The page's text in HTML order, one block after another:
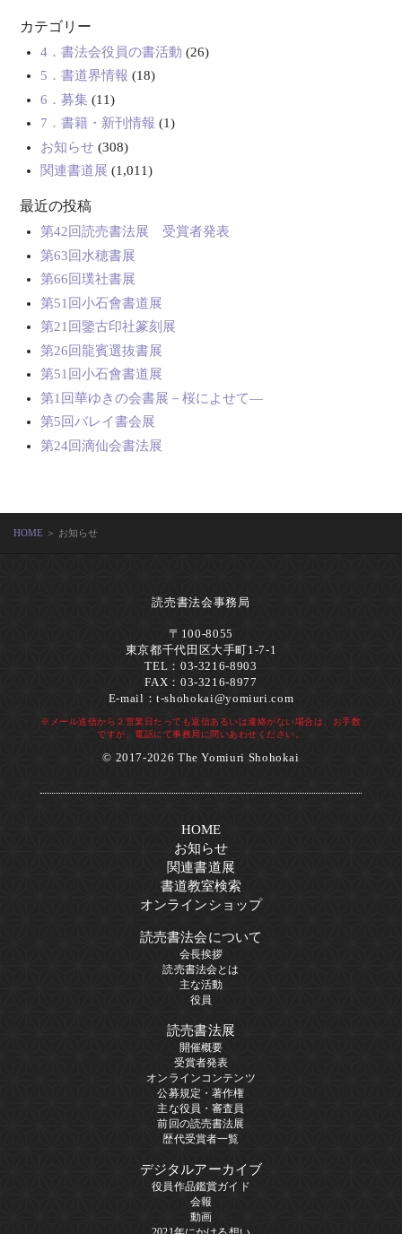
カテゴリー
4．書法会役員の書活動 (26)
5．書道界情報 (18)
6．募集(11)
7．書籍・新刊情報 (1)
お知らせ(308)
関連書道展 (1,011)
最近の投稿
第42回読売書法展 受賞者発表
第63回水穂書展
第66回璞社書展
第51回小石會書道展
第21回鑒古印社篆刻展
第26回龍賓選抜書展
第51回小石會書道展
第1回華ゆきの会書展－桜によせて―
第5回バレイ書会展
第24回滴仙会書法展
HOME ＞ お知らせ
読売書法会事務局
〒100-8055
東京都千代田区大手町1-7-1
TEL：03-3216-8903
FAX：03-3216-8977
E-mail：t-shohokai@yomiuri.com
※メール送信から２営業日たっても返信あるいは連絡がない場合は、お手数
ですが、電話にて事務局に問いあわせください。
© 2017-2026 The Yomiuri Shohokai
HOME
お知らせ
関連書道展
書道教室検索
オンラインショップ
読売書法会について
会長挨拶
読売書法会とは
主な活動
役員
読売書法展
開催概要
受賞者発表
オンラインコンテンツ
公募規定・著作権
主な役員・審査員
前回の読売書法展
歴代受賞者一覧
デジタルアーカイブ
役員作品鑑賞ガイド
会報
動画